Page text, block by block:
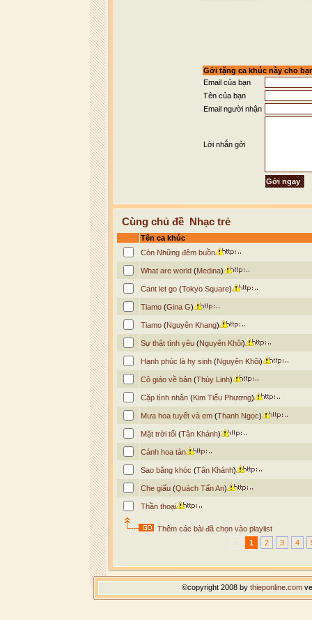
Gởi tặng ca khúc này cho
Email của bạn
Tên của bạn
Email người nhận
Lời nhắn gởi
Cùng chủ đề Nhạc trẻ
Tên ca khúc
Còn Những đêm buồn
What are world(Medina)
Cant let go(Tokyo Square)
Tiamo(Gina G)
Tiamo(Nguyên Khang)
Sự thật tình yêu(Nguyên Khôi)
Hạnh phúc là hy sinh(Nguyên Khôi)
Cô giáo về bản(Thùy Linh)
Cặp tình nhân(Kim Tiểu Phương)
Mưa hoa tuyết và em(Thanh Ngọc)
Mặt trời tối(Tân Khánh)
Cánh hoa tàn
Sao băng khóc (Tân Khánh)
Che giấu(Quách Tấn An)
Thần thoại
Thêm các bài đã chọn vào playlist
1 2 3 4
©copyright 2008 by thieponline.com